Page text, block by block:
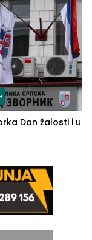
Dan žalosti i u